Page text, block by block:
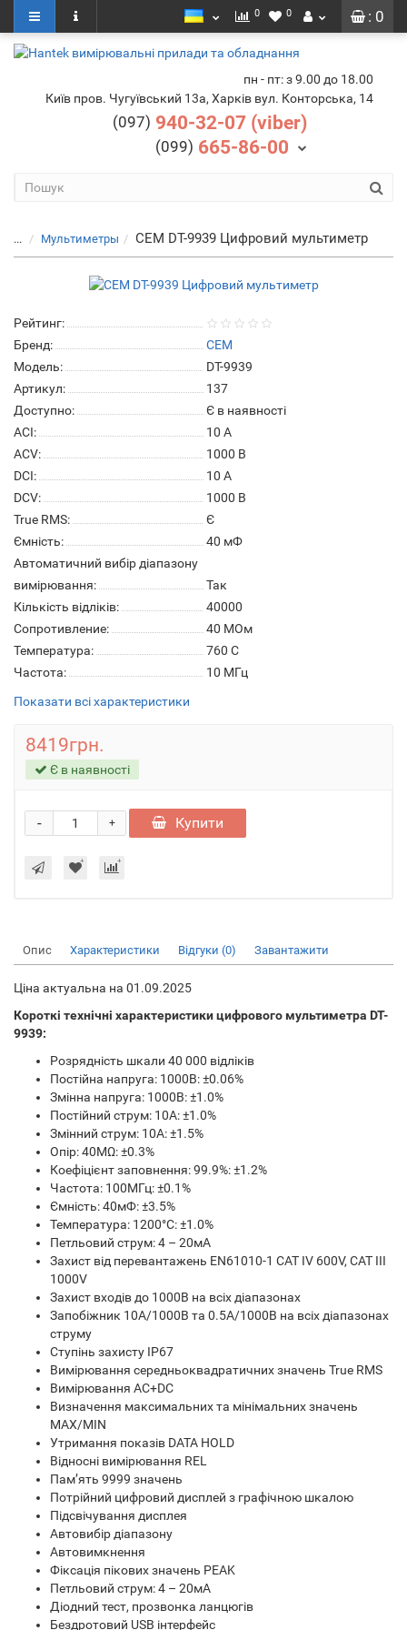
: 0
0 0
пн - пт: з 9.00 до 18.00
Київ пров. Чугуївський 13а, Харків вул. Конторська, 14
(097) 940-32-07 (viber)
(099) 665-86-00
... Мультиметры CEM DT-9939 Цифровий мультиметр
Рейтинг:
Бренд:
CEM
Модель:
DT-9939
Артикул:
137
Доступно:
Є в наявності
ACI:
10 A
ACV:
1000 В
DCI:
10 A
DCV:
1000 В
True RMS:
Є
Ємність:
40 мФ
Автоматичний вибір діапазону
вимірювання:
Так
Кількість відліків:
40000
Сопротивление:
40 МОм
Температура:
760 C
Частота:
10 МГц
Показати всі характеристики
8419грн.
Є в наявності
+
- Купити
Опис Характеристики Відгуки (0) Завантажити
Ціна актуальна на 01.09.2025
Короткі технічні характеристики цифрового мультиметра DT-
9939:
Розрядність шкали 40 000 відліків
Постійна напруга: 1000В: ±0.06%
Змінна напруга: 1000В: ±1.0%
Постійний струм: 10A: ±1.0%
Змінний струм: 10A: ±1.5%
Опір: 40MΩ: ±0.3%
Коефіцієнт заповнення: 99.9%: ±1.2%
Частота: 100МГц: ±0.1%
Ємність: 40мФ: ±3.5%
Температура: 1200°С: ±1.0%
Петльовий струм: 4 – 20мА
Захист від перевантажень EN61010-1 CAT IV 600V, CAT III
1000V
Захист входів до 1000В на всіх діапазонах
Запобіжник 10А/1000В та 0.5А/1000В на всіх діапазонах
струму
Ступінь захисту IP67
Вимірювання середньоквадратичних значень True RMS
Вимірювання AC+DC
Визначення максимальних та мінімальних значень
MAX/MIN
Утримання показів DATA HOLD
Відносні вимірювання REL
Пам’ять 9999 значень
Потрійний цифровий дисплей з графічною шкалою
Підсвічування дисплея
Автовибір діапазону
Автовимкнення
Фіксація пікових значень PEAK
Петльовий струм: 4 – 20мА
Діодний тест, прозвонка ланцюгів
Бездротовий USB інтерфейс